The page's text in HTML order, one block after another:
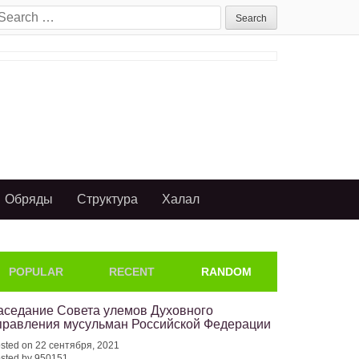
Обряды Структура Халал
POPULAR RECENT RANDOM
Совета улемов Духовного
мусульман Российской Федерации
on 22 сентября, 2021